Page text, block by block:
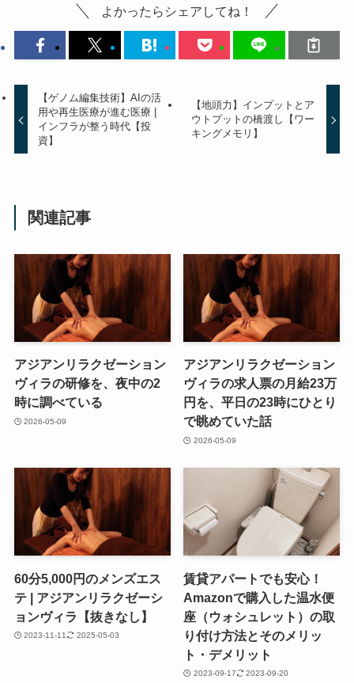
よかったらシェアしてね！
【ゲノム編集技術】AIの活
用や再生医療が進む医療 |
インフラが整う時代【投
資】
【地頭力】インプットとア
ウトプットの橋渡し【ワー
キングメモリ】
関連記事
アジアンリラクゼーション
ヴィラの研修を、夜中の2
時に調べている
2026-05-09
アジアンリラクゼーション
ヴィラの求人票の月給23万
円を、平日の23時にひとり
で眺めていた話
2026-05-09
60分5,000円のメンズエス
テ | アジアンリラクゼーシ
ョンヴィラ【抜きなし】
2023-11-11 2025-05-03
賃貸アパートでも安心！
Amazonで購入した温水便
座（ウォシュレット）の取
り付け方法とそのメリッ
ト・デメリット
2023-09-17 2023-09-20